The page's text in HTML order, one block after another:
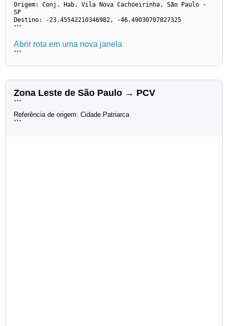
Origem: Conj. Hab. Vila Nova Cachoeirinha, São Paulo -
SP
Destino: -23.45542210346982, -46.49030707827325
```
Abrir rota em uma nova janela
```
Zona Leste de São Paulo → PCV
```
Referência de origem: Cidade Patriarca
```